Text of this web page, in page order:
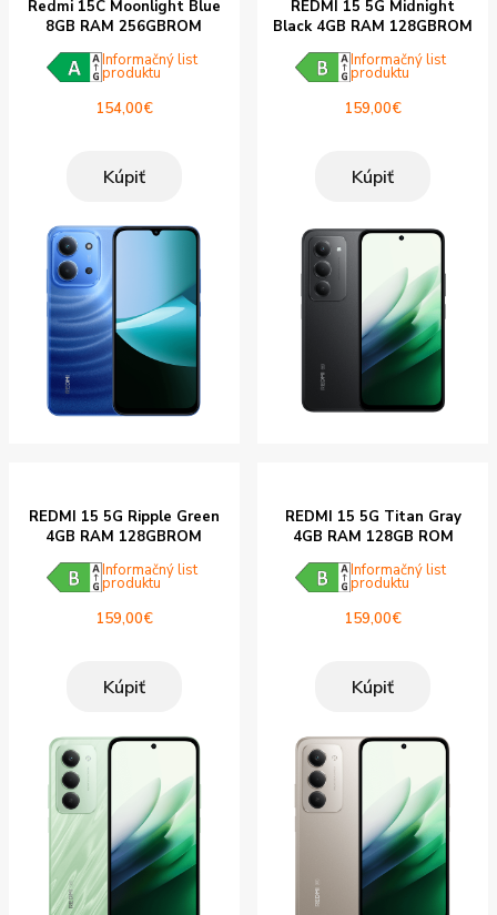
Redmi 15C Moonlight Blue
8GB RAM 256GBROM
Informačný list
produktu
154,00€
Kúpiť
REDMI 15 5G Midnight
Black 4GB RAM 128GBROM
Informačný list
produktu
159,00€
Kúpiť
REDMI 15 5G Ripple Green
4GB RAM 128GBROM
Informačný list
produktu
159,00€
Kúpiť
REDMI 15 5G Titan Gray
4GB RAM 128GB ROM
Informačný list
produktu
159,00€
Kúpiť